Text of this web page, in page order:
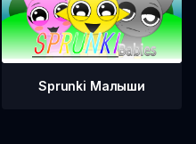
Sprunki Малыши